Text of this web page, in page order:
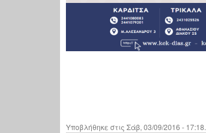
Υποβλήθηκε στις Σάβ, 03/09/2016 - 17:18.